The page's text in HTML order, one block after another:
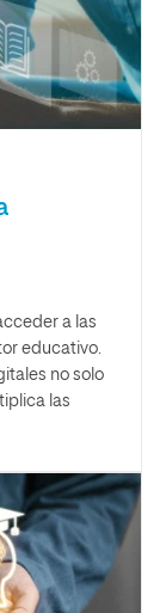
a las
educativo.
no solo
las